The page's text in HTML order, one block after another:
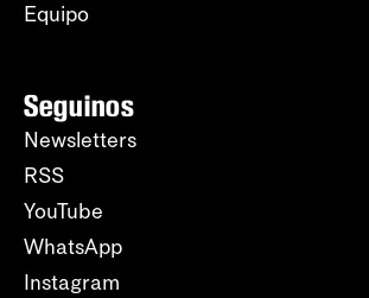
Equipo
Seguinos
Newsletters
RSS
YouTube
WhatsApp
Instagram